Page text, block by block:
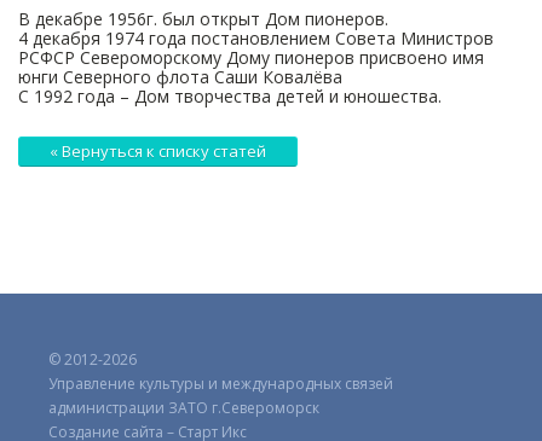
В декабре 1956г. был открыт Дом пионеров.
4 декабря 1974 года постановлением Совета Министров
РСФСР Североморскому Дому пионеров присвоено имя
юнги Северного флота Саши Ковалёва
С 1992 года – Дом творчества детей и юношества.
« Вернуться к списку статей
© 2012-2026
Управление культуры и международных связей
администрации ЗАТО г.Североморск
Создание сайта – Старт Икс